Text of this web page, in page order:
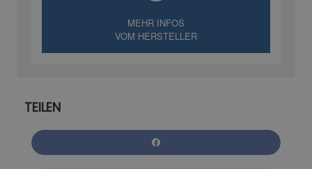
MEHR INFOS
VOM HERSTELLER
TEILEN